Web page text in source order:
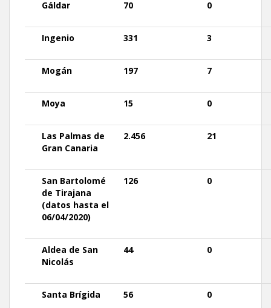
Gáldar 70 0
Ingenio 331 3
Mogán 197 7
Moya 15 0
Las Palmas de
Gran Canaria
2.456 21
San Bartolomé
de Tirajana
(datos hasta el
06/04/2020)
126 0
Aldea de San
Nicolás
44 0
Santa Brígida 56 0